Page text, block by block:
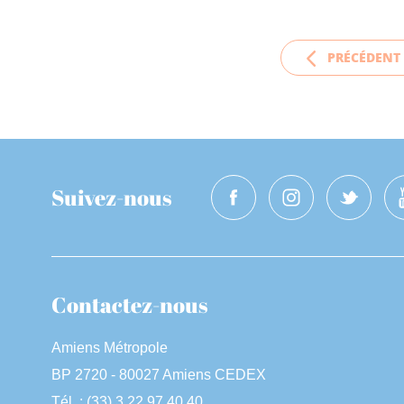
PRÉCÉDENT
Suivez-nous
Contactez-nous
Amiens Métropole
BP 2720 - 80027 Amiens CEDEX